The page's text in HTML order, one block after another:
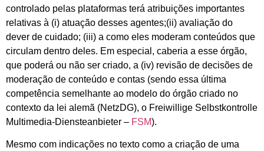
controlado pelas plataformas terá atribuições importantes
relativas à (i) atuação desses agentes;(ii) avaliação do
dever de cuidado; (iii) a como eles moderam conteúdos que
circulam dentro deles. Em especial, caberia a esse órgão,
que poderá ou não ser criado, a (iv) revisão de decisões de
moderação de conteúdo e contas (sendo essa última
competência semelhante ao modelo do órgão criado no
contexto da lei alemã (NetzDG), o Freiwillige Selbstkontrolle
Multimedia-Diensteanbieter – FSM).
Mesmo com indicações no texto como a criação de uma